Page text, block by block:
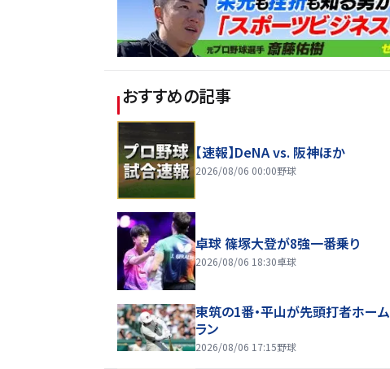
おすすめの記事
【速報】DeNA vs. 阪神ほか
2026/08/06 00:00野球
卓球 篠塚大登が8強一番乗り
2026/08/06 18:30卓球
東筑の1番・平山が先頭打者ホーム
ラン
2026/08/06 17:15野球